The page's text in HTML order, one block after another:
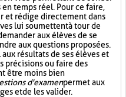
temps réel. Pour ce faire,
et rédige directement dans
lui soumettent à tour de
aux élèves de se
aux questions proposées.
aux résultats de ses élèves et
précisions ou faire des
être moins bien
d'examenpermet aux
et de les valider.